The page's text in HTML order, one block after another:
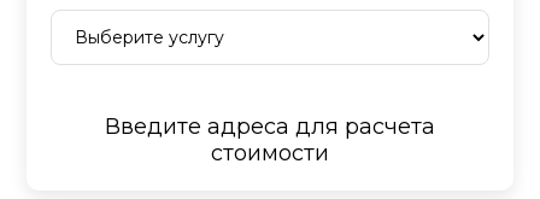
Введите адреса для расчета
стоимости